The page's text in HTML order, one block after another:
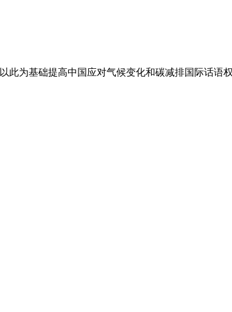
为基础提高中国应对气候变化和碳减排国际话语